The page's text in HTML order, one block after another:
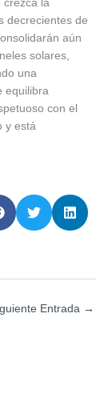
crezca la
decrecientes de
aún
solares,
una
equilibra
con el
y está
Entrada →